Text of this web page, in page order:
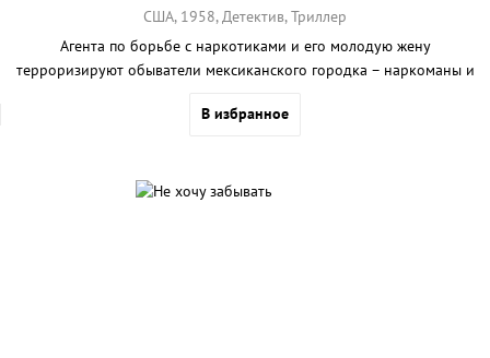
США, 1958, Детектив, Триллер
Агента по борьбе с наркотиками и его молодую жену
терроризируют обыватели мексиканского городка – наркоманы и
В избранное